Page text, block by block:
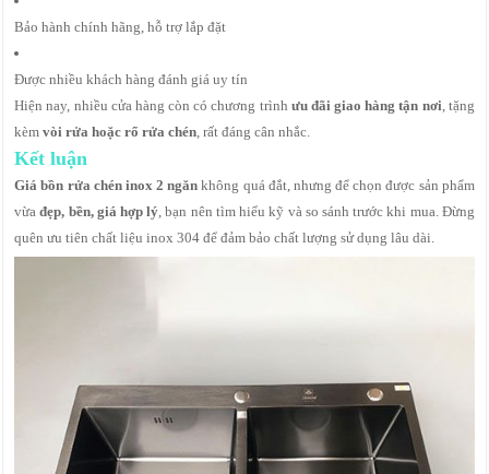
Bảo hành chính hãng, hỗ trợ lắp đặt
Được nhiều khách hàng đánh giá uy tín
Hiện nay, nhiều cửa hàng còn có chương trình ưu đãi giao hàng tận nơi, tặng
kèmvòi rửa hoặc rổ rửa chén, rất đáng cân nhắc.
Kết luận
Giá bồn rửa chén inox 2 ngăn không quá đắt, nhưng để chọn được sản phẩm
vừađẹp, bền, giá hợp lý, bạn nên tìm hiểu kỹ và so sánh trước khi mua. Đừng
quên ưu tiên chất liệu inox 304 để đảm bảo chất lượng sử dụng lâu dài.